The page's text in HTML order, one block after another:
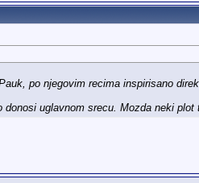
po njegovim recima inspirisano
uglavnom srecu. Mozda neki